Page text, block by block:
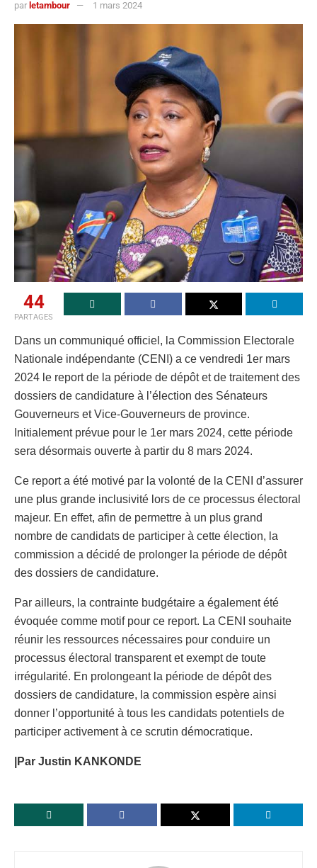
par letambour 1 mars 2024
44
PARTAGES
Dans un communiqué officiel, la Commission Electorale
Nationale indépendante (CENI) a ce vendredi 1er mars
2024 le report de la période de dépôt et de traitement des
dossiers de candidature à l’élection des Sénateurs
Gouverneurs et Vice-Gouverneurs de province.
Initialement prévue pour le 1er mars 2024, cette période
sera désormais ouverte à partir du 8 mars 2024.
Ce report a été motivé par la volonté de la CENI d’assurer
une plus grande inclusivité lors de ce processus électoral
majeur. En effet, afin de permettre à un plus grand
nombre de candidats de participer à cette élection, la
commission a décidé de prolonger la période de dépôt
des dossiers de candidature.
Par ailleurs, la contrainte budgétaire a également été
évoquée comme motif pour ce report. La CENI souhaite
réunir les ressources nécessaires pour conduire un
processus électoral transparent et exempt de toute
irrégularité. En prolongeant la période de dépôt des
dossiers de candidature, la commission espère ainsi
donner l’opportunité à tous les candidats potentiels de
participer activement à ce scrutin démocratique.
|Par Justin KANKONDE